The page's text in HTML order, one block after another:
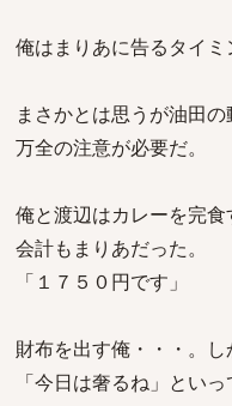
俺はまりあに告るタイミ
まさかとは思うが油田の
万全の注意が必要だ。
俺と渡辺はカレーを完食
会計もまりあだった。
「１７５０円です」
財布を出す俺・・・。し
「今日は奢るね」とい